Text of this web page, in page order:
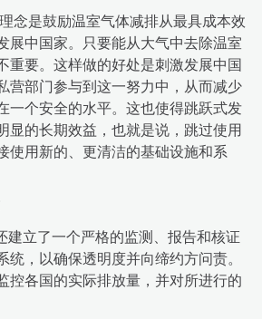
是鼓励温室气体减排从最具成本效
展中国家。只要能从大气中去除温室
重要。这样做的好处是刺激发展中国
营部门参与到这一努力中，从而减少
一个安全的水平。这也使得跳跃式发
显的长期效益，也就是说，跳过使用
使用新的、更清洁的基础设施和系
立了一个严格的监测、报告和核证
统，以确保透明度并向缔约方问责。
控各国的实际排放量，并对所进行的